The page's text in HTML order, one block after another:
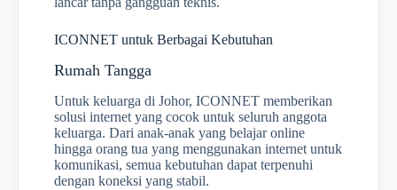
ICONNET untuk Berbagai Kebutuhan
Rumah Tangga
Untuk keluarga di Johor, ICONNET memberikan
solusi internet yang cocok untuk seluruh anggota
keluarga. Dari anak-anak yang belajar online
hingga orang tua yang menggunakan internet untuk
komunikasi, semua kebutuhan dapat terpenuhi
dengan koneksi yang stabil.